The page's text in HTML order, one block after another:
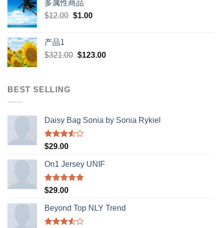
was:
$398.00.
多属性商品
$12.00 Original
$1.00Current
产品1
$321.00 Original
$123.00Current
BEST SELLING
Daisy Bag Sonia by Sonia Rykiel
Rated
3.50
of 5
$29.00
On1 Jersey UNIF
Rated5.00
out of 5
$29.00
Beyond Top NLY Trend